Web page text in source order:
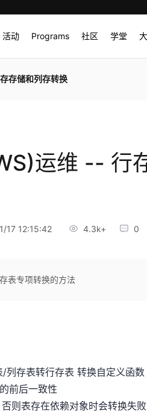
活动 Programs 社区 学堂
存储和列存转换
运维 -- 行
17 12:15:42 4.3k+ 0
表专项转换的方法
列存表转行存表 转换自定义函数
前后一致性
则表存在依赖对象时会转换失败